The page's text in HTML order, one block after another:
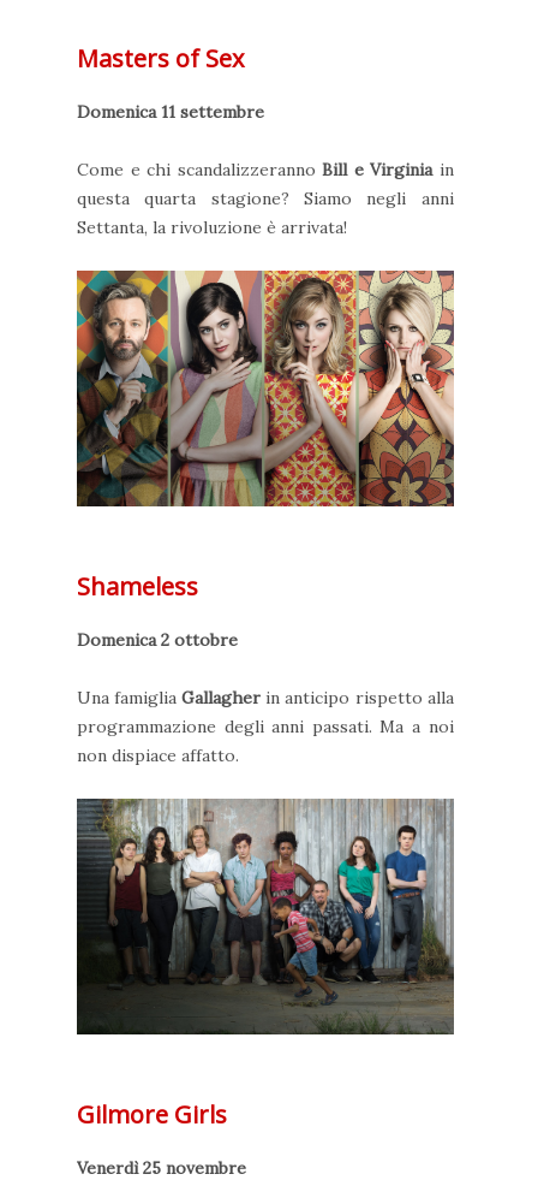
Masters of Sex
Domenica 11 settembre
Come e chi scandalizzerannoBill e Virginiain
questa quarta stagione? Siamo negli anni
Settanta, la rivoluzione è arrivata!
Shameless
Domenica 2 ottobre
Una famiglia Gallagher in anticipo rispetto alla
programmazione degli anni passati. Ma a noi
non dispiace affatto.
Gilmore Girls
Venerdì 25 novembre